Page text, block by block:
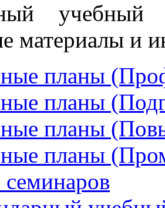
материалы и
планы
планы
планы
планы